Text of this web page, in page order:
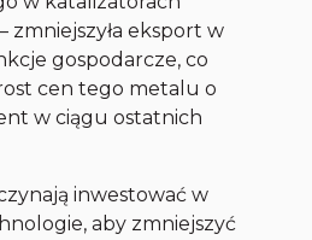
zmniejszyła eksport w
gospodarcze, co
cen tego metalu o
w ciągu ostatnich
inwestować w
aby zmniejszyć